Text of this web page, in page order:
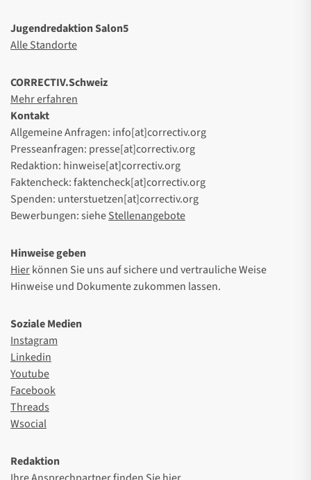
Jugendredaktion Salon5
Alle Standorte
CORRECTIV.Schweiz
Mehr erfahren
Kontakt
Allgemeine Anfragen: info[at]correctiv.org
Presseanfragen: presse[at]correctiv.org
Redaktion: hinweise[at]correctiv.org
Faktencheck: faktencheck[at]correctiv.org
Spenden: unterstuetzen[at]correctiv.org
Bewerbungen: sieheStellenangebote
Hinweise geben
Hierkönnen Sie uns auf sichere und vertrauliche Weise
Hinweise und Dokumente zukommen lassen.
Soziale Medien
Instagram
Linkedin
Youtube
Facebook
Threads
Wsocial
Redaktion